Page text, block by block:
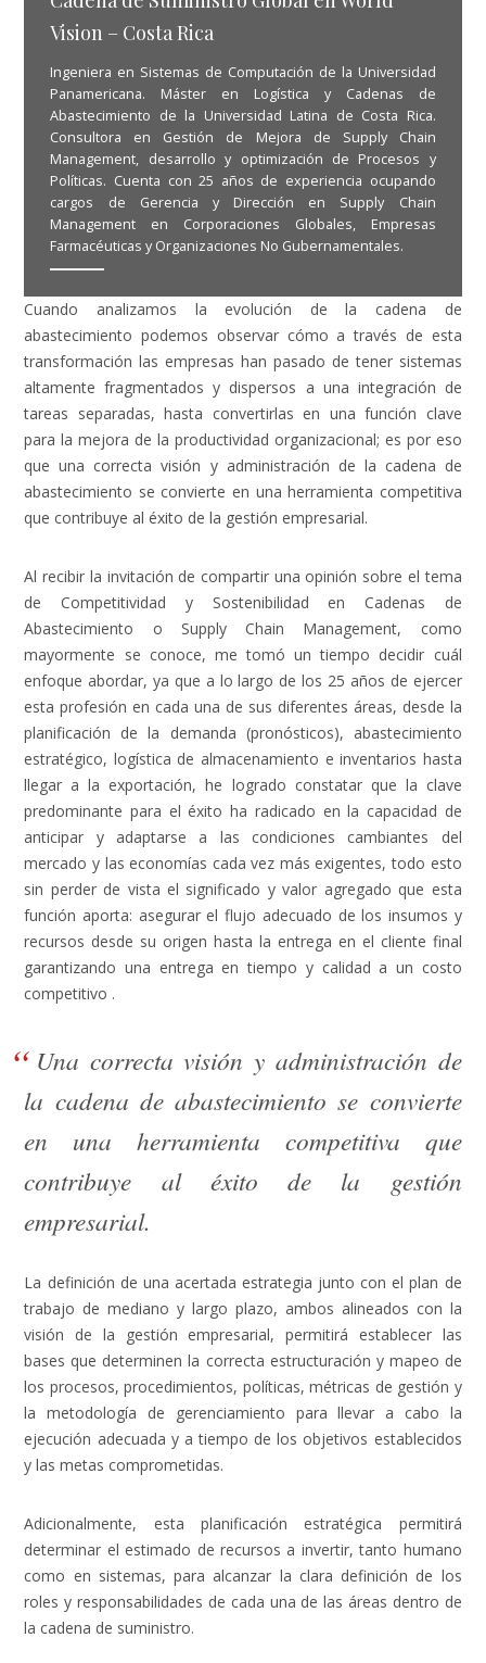
Vision – Costa Rica
Ingeniera en Sistemas de Computación de la Universidad
Panamericana. Máster en Logística y Cadenas de
Abastecimiento de la Universidad Latina de Costa Rica.
Consultora en Gestión de Mejora de Supply Chain
Management, desarrollo y optimización de Procesos y
Políticas. Cuenta con 25 años de experiencia ocupando
cargos de Gerencia y Dirección en Supply Chain
Management en Corporaciones Globales, Empresas
Farmacéuticas y Organizaciones No Gubernamentales.
Cuando analizamos la evolución de la cadena de
abastecimiento podemos observar cómo a través de esta
transformación las empresas han pasado de tener sistemas
altamente fragmentados y dispersos a una integración de
tareas separadas, hasta convertirlas en una función clave
para la mejora de la productividad organizacional; es por eso
queuna correcta visión y administración de la cadena de
abastecimiento se convierte en una herramienta competitiva
que contribuye al éxito de la gestión empresarial.
Al recibir la invitación de compartir una opinión sobre el tema
de Competitividad y Sostenibilidad en Cadenas de
Abastecimiento o Supply Chain Management, como
mayormente se conoce, me tomó un tiempo decidir cuál
enfoque abordar, ya que a lo largo de los 25 años de ejercer
esta profesión en cada una de sus diferentes áreas, desde la
planificación de la demanda (pronósticos), abastecimiento
estratégico, logística de almacenamiento e inventarios hasta
llegar a la exportación, he logrado constatar que la clave
predominante para el éxito ha radicado en la capacidad de
anticipar y adaptarse a las condiciones cambiantes del
mercado y las economías cada vez más exigentes, todo esto
sin perder de vista el significado y valor agregado que esta
función aporta: asegurar el flujo adecuado de los insumos y
recursos desde su origen hasta la entrega en el cliente final
garantizando una entrega en tiempo y calidad a un costo
competitivo .
Una correcta visión y administración de
la cadena de abastecimiento se convierte
en una herramienta competitiva que
contribuye al éxito de la gestión
empresarial.
La definición de una acertada estrategia junto con el plan de
trabajo de mediano y largo plazo, ambos alineados con la
visión de la gestión empresarial, permitirá establecer las
bases que determinen la correcta estructuración y mapeo de
los procesos, procedimientos, políticas, métricas de gestión y
la metodología de gerenciamiento para llevar a cabo la
ejecución adecuada y a tiempo de los objetivos establecidos
y las metas comprometidas.
Adicionalmente, esta planificación estratégica permitirá
determinar el estimado de recursos a invertir, tanto humano
como en sistemas, para alcanzar la clara definición de los
roles y responsabilidades de cada una de las áreas dentro de
la cadena de suministro.